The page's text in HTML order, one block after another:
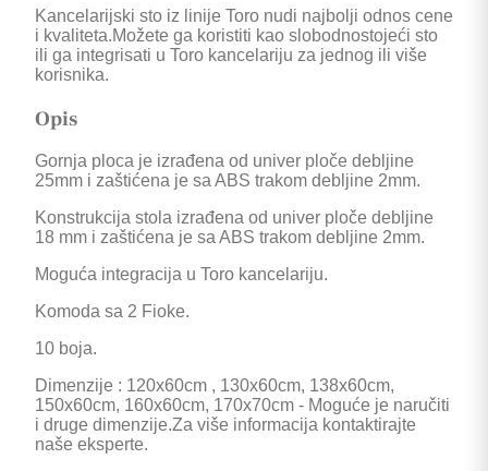
Kancelarijski sto iz linije Toro nudi najbolji odnos cene
i kvaliteta.Možete ga koristiti kao slobodnostojeći sto
ili ga integrisati u Toro kancelariju za jednog ili više
korisnika.
Opis
Gornja ploca je izrađena od univer ploče debljine
25mm i zaštićena je sa ABS trakom debljine 2mm.
Konstrukcija stola izrađena od univer ploče debljine
18 mm i zaštićena je sa ABS trakom debljine 2mm.
Moguća integracija u Toro kancelariju.
Komoda sa 2 Fioke.
10 boja.
Dimenzije : 120x60cm , 130x60cm, 138x60cm,
150x60cm, 160x60cm, 170x70cm - Moguće je naručiti
i druge dimenzije.Za više informacija kontaktirajte
naše eksperte.